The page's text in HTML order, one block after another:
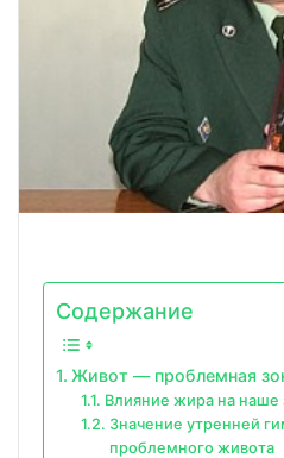
Содержание
Живот — проблемная
Влияние жира на наше
Значение утренней
проблемного живота